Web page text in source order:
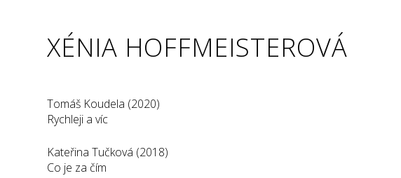
XÉNIA HOFFMEISTEROVÁ
Tomáš Koudela (2020)
Rychleji a víc
Kateřina Tučková (2018)
Co je za čím